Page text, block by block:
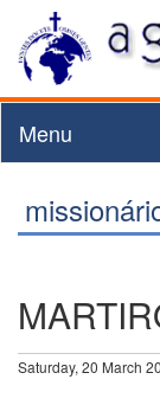
Menu
Saturday, 20 March